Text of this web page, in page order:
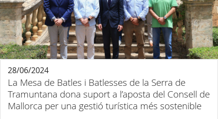
La Mesa de Batles i Batlesses de la Serra de
Tramuntana dona suport a l’aposta del Consell de
Mallorca per una gestió turística més sostenible
28/06/2024